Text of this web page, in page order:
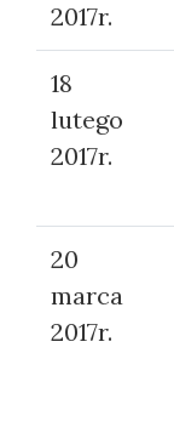
2017r.
18
lutego
2017r.
20
marca
2017r.